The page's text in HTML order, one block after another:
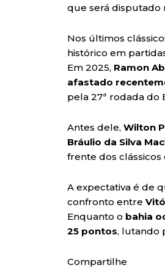
que será disputado
Nos últimos
histórico em
Em 2025, Ramon
afastado
pela 27ª rodada do
Antes dele, Wilton
Bráulio da Silva
frente dos clássicos
A expectativa é de
confronto entre
Enquanto o bahia
25 pontos, lutando
Compartilhe